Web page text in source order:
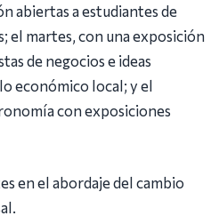
abiertas a estudiantes de
el martes, con una exposición
de negocios e ideas
económico local; y el
con exposiciones
en el abordaje del cambio